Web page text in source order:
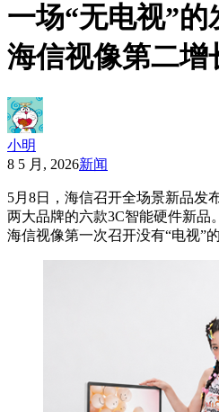
一场“无电视”
海信视像第二增
小明
8 5 月, 2026新闻
5月8日，海信召开全场景新品发
两大品牌的六款3C智能硬件新品
海信视像第一次召开没有“电视”